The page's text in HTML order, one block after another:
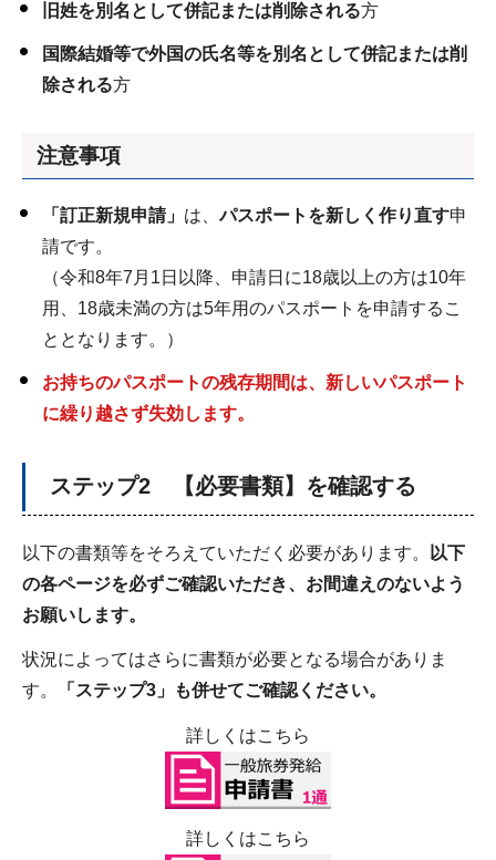
旧姓を別名として併記または削除される方
国際結婚等で外国の氏名等を別名として併記または削
除される方
注意事項
「訂正新規申請」 は、パスポートを新しく作り直す申
請です。
（令和8年7月1日以降、申請日に18歳以上の方は10年
用、18歳未満の方は5年用のパスポートを申請するこ
ととなります。）
お持ちのパスポートの残存期間は、新しいパスポート
に繰り越さず失効します。
ステップ2 【必要書類】を確認する
以下の書類等をそろえていただく必要があります。
以下
の各ページを必ずご確認いただき、お間違えのないよう
お願いします。
状況によってはさらに書類が必要となる場合がありま
す。
「ステップ3」も併せてご確認ください。
詳しくはこちら
詳しくはこちら